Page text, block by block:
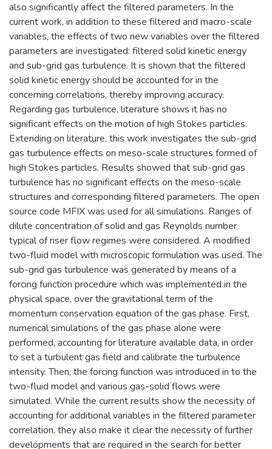
also significantly affect the filtered parameters. In the
current work, in addition to these filtered and macro-scale
variables, the effects of two new variables over the filtered
parameters are investigated: filtered solid kinetic energy
and sub-grid gas turbulence. It is shown that the filtered
solid kinetic energy should be accounted for in the
concerning correlations, thereby improving accuracy.
Regarding gas turbulence, literature shows it has no
significant effects on the motion of high Stokes particles.
Extending on literature, this work investigates the sub-grid
gas turbulence effects on meso-scale structures formed of
high Stokes particles. Results showed that sub-grid gas
turbulence has no significant effects on the meso-scale
structures and corresponding filtered parameters. The open
source code MFIX was used for all simulations. Ranges of
dilute concentration of solid and gas Reynolds number
typical of riser flow regimes were considered. A modified
two-fluid model with microscopic formulation was used. The
sub-grid gas turbulence was generated by means of a
forcing function procedure which was implemented in the
physical space, over the gravitational term of the
momentum conservation equation of the gas phase. First,
numerical simulations of the gas phase alone were
performed, accounting for literature available data, in order
to set a turbulent gas field and calibrate the turbulence
intensity. Then, the forcing function was introduced in to the
two-fluid model and various gas-solid flows were
simulated. While the current results show the necessity of
accounting for additional variables in the filtered parameter
correlation, they also make it clear the necessity of further
developments that are required in the search for better